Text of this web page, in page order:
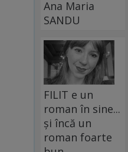
Ana Maria
SANDU
FILIT e un
roman în sine...
și încă un
roman foarte